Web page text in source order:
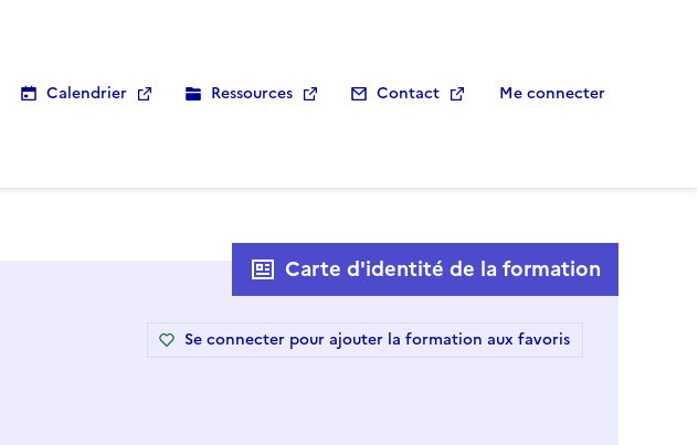
Calendrier Ressources Contact Me connecter
Carte d'identité de la formation
Se connecter pour ajouter la formation aux favoris